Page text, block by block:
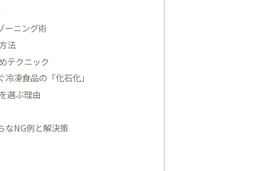
ーニング術
法
テクニック
凍食品の「化石化」
選ぶ理由
なNG例と解決策